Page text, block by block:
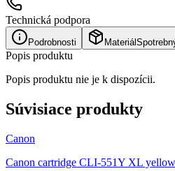
Technická podpora
Podrobnosti Materiál
Popis produktu
Popis produktu nie je k dispozícii.
Súvisiace produkty
Canon
Canon cartridge CLI-551Y XL yellow